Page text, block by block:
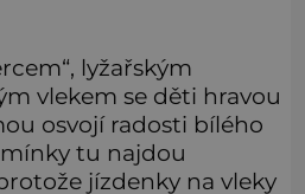
lyžařským
vlekem se děti hravou
osvojí radosti bílého
tu najdou
jízdenky na vleky